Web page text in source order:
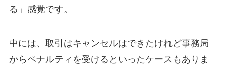
る」感覚です。
中には、取引はキャンセルはできたけれど事務局
からペナルティを受けるといったケースもありま